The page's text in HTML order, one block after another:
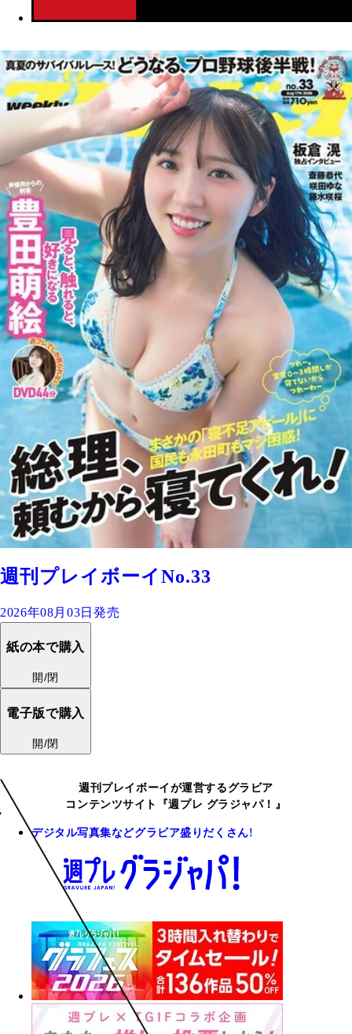
週刊プレイボーイNo.33
2026年08月03日発売
紙の本で購入
開/閉
電子版で購入
開/閉
週刊プレイボーイが運営するグラビア
コンテンツサイト『週プレ グラジャパ！』
デジタル写真集などグラビア盛りだくさん!